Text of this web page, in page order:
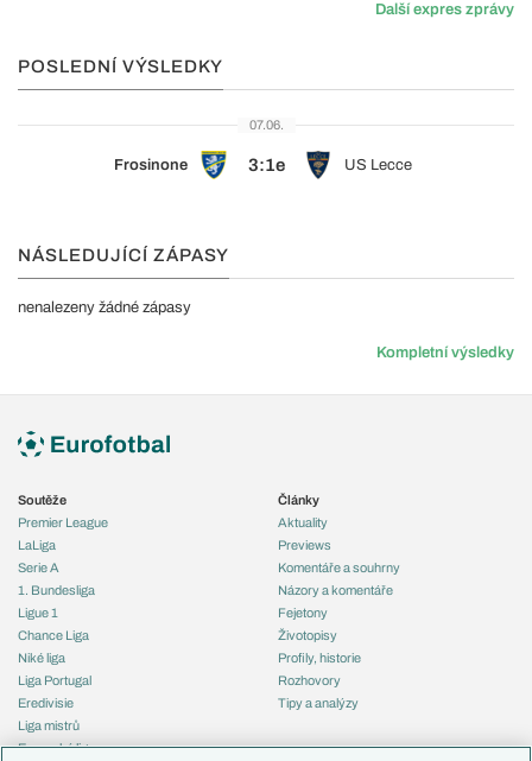
Další expres zprávy
POSLEDNÍ VÝSLEDKY
07.06.
Frosinone 3:1e US Lecce
NÁSLEDUJÍCÍ ZÁPASY
nenalezeny žádné zápasy
Kompletní výsledky
Soutěže
Premier League
LaLiga
Serie A
1. Bundesliga
Ligue 1
Chance Liga
Niké liga
Liga Portugal
Eredivisie
Liga mistrů
Evropská liga
Články
Aktuality
Previews
Komentáře a souhrny
Názory a komentáře
Fejetony
Životopisy
Profily, historie
Rozhovory
Tipy a analýzy